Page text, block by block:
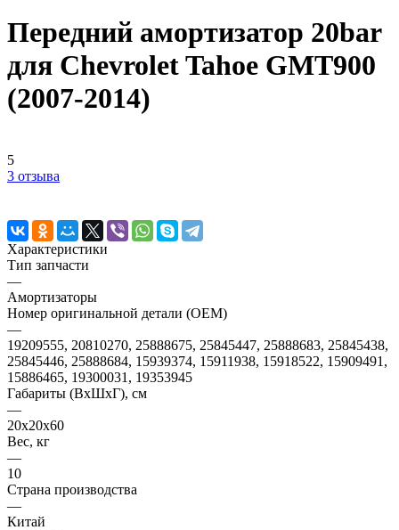
Передний амортизатор 20bar
для Chevrolet Tahoe GMT900
(2007-2014)
5
3 отзыва
Характеристики
Тип запчасти
—
Амортизаторы
Номер оригинальной детали (OEM)
—
19209555, 20810270, 25888675, 25845447, 25888683, 25845438,
25845446, 25888684, 15939374, 15911938, 15918522, 15909491,
15886465, 19300031, 19353945
Габариты (ВхШхГ), см
—
20х20х60
Вес, кг
—
10
Страна производства
—
Китай